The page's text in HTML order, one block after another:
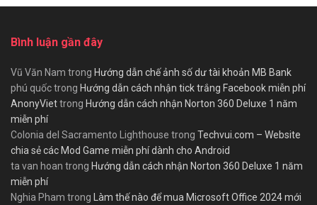
Bình luận gần đây
Vũ Văn Nam trong Hướng dẫn chế ảnh số dư tài khoản MB Bank
phú quốctrong Hướng dẫn cách nhận tick trắng Facebook miễn phí
AnonyViettrong Hướng dẫn cách nhận Norton 360 Deluxe 1 năm
miễn phí
Colonia del Sacramento Lighthouse trong Techvui.com – Website
chia sẻ các Mod Game miễn phí dành cho Android
ta van hoan trong Hướng dẫn cách nhận Norton 360 Deluxe 1 năm
miễn phí
Nghia Pham trong Làm thế nào để mua Microsoft Office 2024 mới